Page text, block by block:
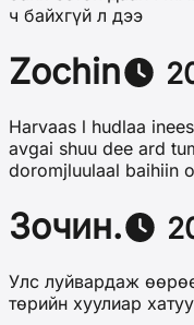
ч байхгүй л дээ
Zochin
Harvaas l hudlaa
avgai shuu dee ard
doromjluulaal baihiin
Зочин.
Улс луйвардаж
төрийн хуулиар